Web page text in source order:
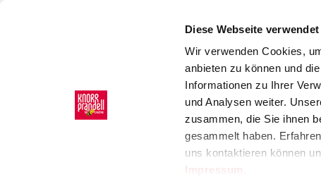
Diese Webseite
Wir verwenden Cookies,
anbieten zu können und
Informationen zu Ihrer
und Analysen weiter.
zusammen, die Sie ihnen
gesammelt haben.
uns kontaktieren können
Impressum